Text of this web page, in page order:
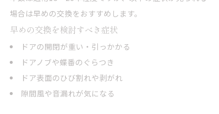
場合は早めの交換をおすすめします。
早めの交換を検討すべき症状
ドアの開閉が重い・引っかかる
ドアノブや蝶番のぐらつき
ドア表面のひび割れや剥がれ
隙間風や音漏れが気になる